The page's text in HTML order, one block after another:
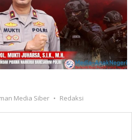
Media Siber Redaksi